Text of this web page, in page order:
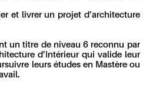
et livrer un projet d’architecture
un titre de niveau 6 reconnu par
d’Intérieur qui valide leur
leurs études en Mastère ou